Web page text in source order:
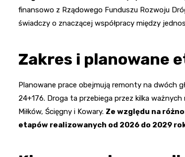
finansowo z Rządowego Funduszu Rozwoju
świadczy o znaczącej współpracy między
Zakres i planowane
Planowane prace obejmują remonty na dwóch
24+176. Droga ta przebiega przez kilka
Miłków, Ścięgny i Kowary. Ze względu na
etapów realizowanych od 2026 do 2029